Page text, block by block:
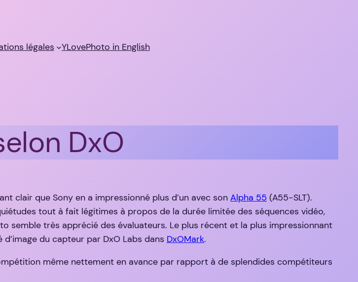
légales YLovePhoto in English
DxO
clair que Sony en a impressionné plus d’un avec son Alpha 55 (A55-SLT).
tout à fait légitimes à propos de la durée limitée des séquences vidéo,
semble très apprécié des évaluateurs. Le plus récent et la plus impressionnant
du capteur par DxO Labs dans DxOMark.
même nettement en avance par rapport à de splendides compétiteurs